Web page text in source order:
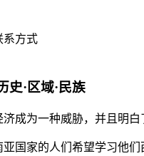
史·区域·民族
成为一种威胁，并且明
亚国家的人们希望学习他